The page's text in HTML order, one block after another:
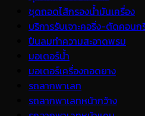
ชุดถอดไส้กรองน้ำมันเครื่อง
บริการรับเจาะคอริ่ง-ตัดคอนก
ปืนลมทำความสะอาดพรม
มอเตอร์น้ำ
มอเตอร์เครื่องถอดยาง
รถลากพาเลท
รถลากพาเลทหน้ากว้าง